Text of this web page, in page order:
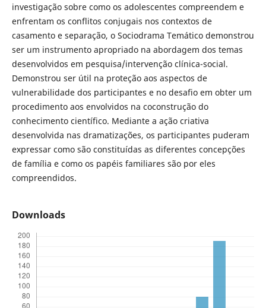
investigação sobre como os adolescentes compreendem e
enfrentam os conflitos conjugais nos contextos de
casamento e separação, o Sociodrama Temático demonstrou
ser um instrumento apropriado na abordagem dos temas
desenvolvidos em pesquisa/intervenção clínica-social.
Demonstrou ser útil na proteção aos aspectos de
vulnerabilidade dos participantes e no desafio em obter um
procedimento aos envolvidos na coconstrução do
conhecimento científico. Mediante a ação criativa
desenvolvida nas dramatizações, os participantes puderam
expressar como são constituídas as diferentes concepções
de família e como os papéis familiares são por eles
compreendidos.
Downloads